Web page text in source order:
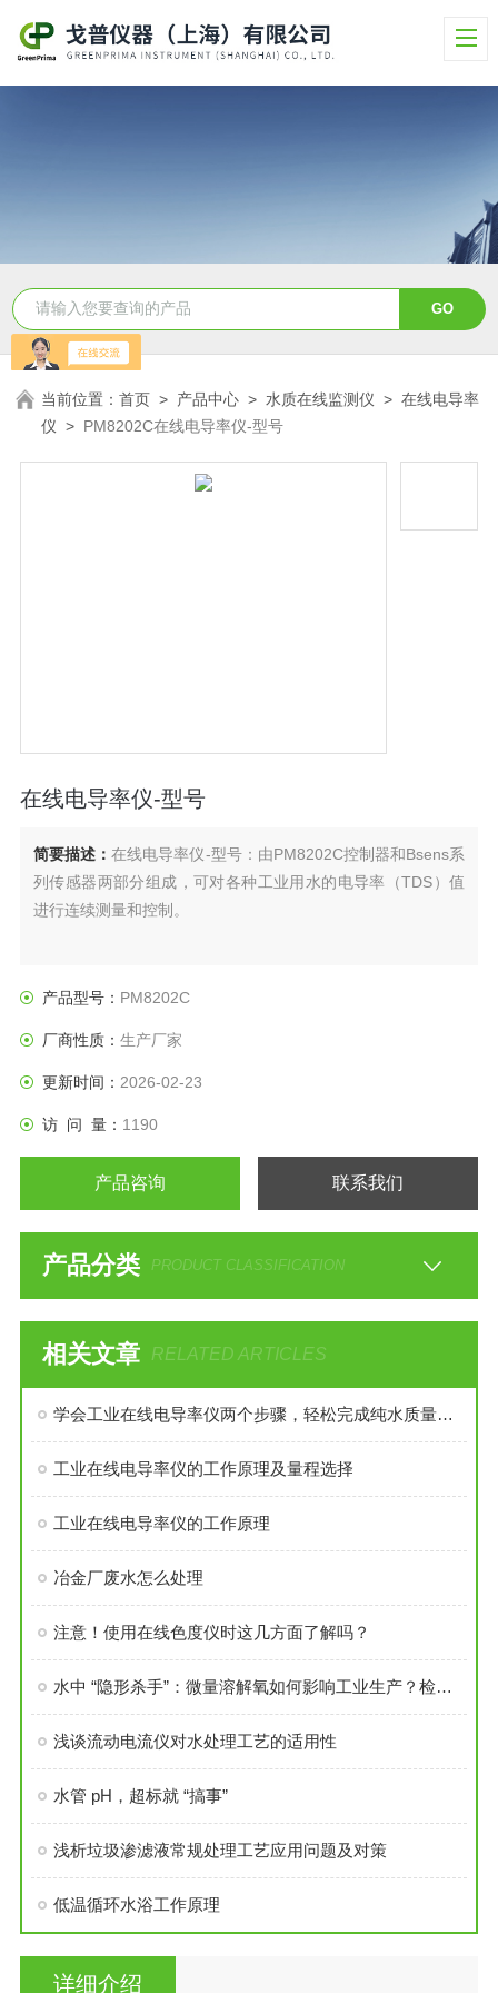
当前位置：首页 > 产品中心 > 水质在线监测仪 >在线电导率
仪 > PM8202C在线电导率仪-型号
在线电导率仪-型号
简要描述：在线电导率仪-型号：由PM8202C控制器和Bsens系
列传感器两部分组成，可对各种工业用水的电导率（TDS）值
进行连续测量和控制。
产品型号： PM8202C
厂商性质： 生产厂家
更新时间： 2026-02-23
访 问 量： 1190
产品咨询 联系我们
产品分类 PRODUCT CLASSIFICATION
相关文章 RELATED ARTICLES
学会工业在线电导率仪两个步骤，轻松完成纯水质量的检测
工业在线电导率仪的工作原理及量程选择
工业在线电导率仪的工作原理
冶金厂废水怎么处理
注意！使用在线色度仪时这几方面了解吗？
水中 “隐形杀手”：微量溶解氧如何影响工业生产？检测意义全解！
浅谈流动电流仪对水处理工艺的适用性
水管 pH，超标就 “搞事”
浅析垃圾渗滤液常规处理工艺应用问题及对策
低温循环水浴工作原理
详细介绍